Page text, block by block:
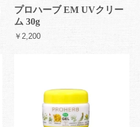
プロハーブ EM UVクリー
ム 30g
￥2,200